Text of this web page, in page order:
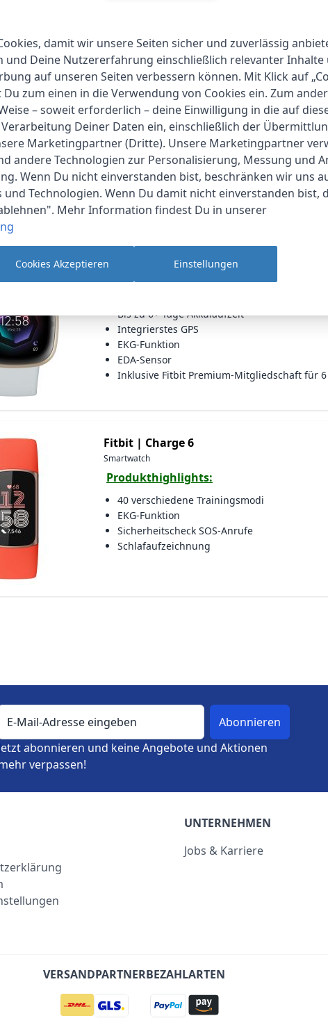
Fitbit |Classic Armband Gr. S für ALTA
Ersatzarmband
Produkthighlights:
für Handgelenke mit einem Umfang von 14
Das Armband ist aus flexiblen, haltbaren
- ähnlich dem Material, das für zahlreiche
verwendet wird
Schließe aus chirurgischem Edelstahl
Produkt ansehen
Sense 2
Bis zu 6+ Tage Akkulaufzeit
Integrierstes GPS
EKG-Funktion
EDA-Sensor
Inklusive Fitbit Premium-Mitgliedschaft für
Fitbit | Charge 6
Smartwatch
Produkthighlights:
40 verschiedene Trainingsmodi
EKG-Funktion
Sicherheitscheck SOS-Anrufe
Schlafaufzeichnung
Mail-Adresse
abonnieren und keine Angebote und Aktionen
verpassen!
UNTERNEHMEN
Jobs & Karriere
VERSANDPARTNERBEZAHLARTEN
damit wir unsere Seiten sicher und zuverlässig
und Deine Nutzererfahrung einschließlich relevanter Inhalte
auf unseren Seiten verbessern können. Mit Klick auf
zum einen in die Verwendung von Cookies ein. Zum
– soweit erforderlich – deine Einwilligung in die auf
Deiner Daten ein, einschließlich der
Marketingpartner (Dritte). Unsere Marketingpartner
andere Technologien zur Personalisierung, Messung und
Wenn Du nicht einverstanden bist, beschränken wir uns
und Technologien. Wenn Du damit nicht einverstanden bist,
Mehr Information findest Du in unserer
Cookies Akzeptieren Einstellungen